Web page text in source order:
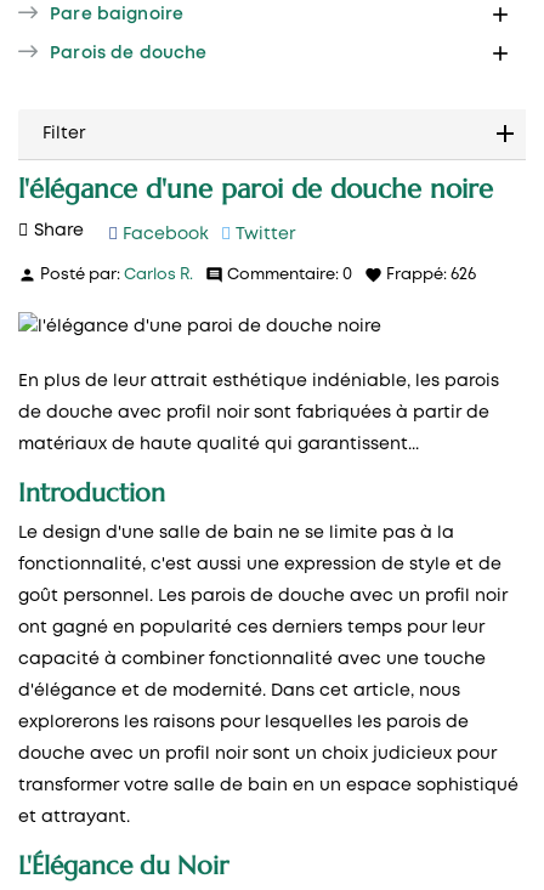
Pare baignoire 
Parois de douche 
Filter
l'élégance d'une paroi de douche noire
Share Facebook Twitter
person Posté par: Carlos R. comment Commentaire: 0 favorite Frappé: 626
En plus de leur attrait esthétique indéniable, les parois
de douche avec profil noir sont fabriquées à partir de
matériaux de haute qualité qui garantissent...
Introduction
Le design d'une salle de bain ne se limite pas à la
fonctionnalité, c'est aussi une expression de style et de
goût personnel. Les parois de douche avec un profil noir
ont gagné en popularité ces derniers temps pour leur
capacité à combiner fonctionnalité avec une touche
d'élégance et de modernité. Dans cet article, nous
explorerons les raisons pour lesquelles les parois de
douche avec un profil noir sont un choix judicieux pour
transformer votre salle de bain en un espace sophistiqué
et attrayant.
L'Élégance du Noir